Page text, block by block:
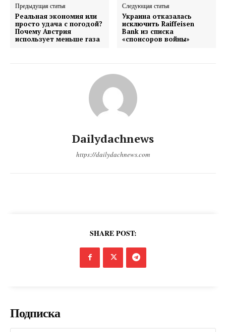
Предыдущая статья
Реальная экономия или
просто удача с погодой?
Почему Австрия
использует меньше газа
Следующая статья
Украина отказалась
исключить Raiffeisen
Bank из списка
«спонсоров войны»
Dailydachnews
https://dailydachnews.com
SHARE POST:
Подписка